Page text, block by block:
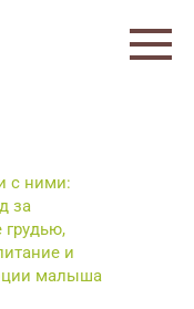
с ними:
за
и
малыша